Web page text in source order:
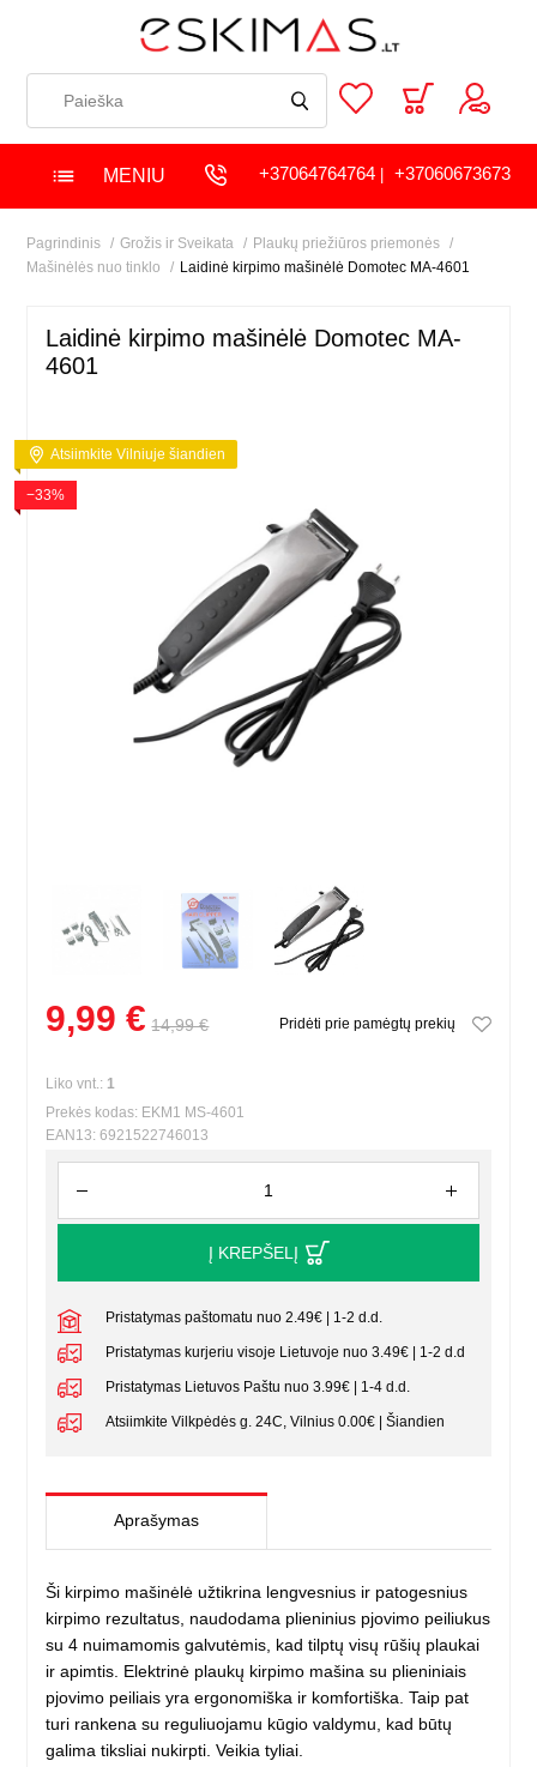
MENIU +37064764764| +37060673673
Pagrindinis Grožis ir Sveikata
Plaukų priežiūros priemonės
Mašinėlės nuo tinklo
Laidinė kirpimo mašinėlė Domotec MA-4601
Laidinė kirpimo mašinėlė Domotec MA-
4601
Atsiimkite Vilniuje šiandien
−33%
9,99 € 14,99 € Pridėti prie pamėgtų prekių
Liko vnt.: 1
Prekės kodas: EKM1 MS-4601
EAN13: 6921522746013
Į KREPŠELĮ
Pristatymas paštomatu nuo 2.49€ | 1-2 d.d.
Pristatymas kurjeriu visoje Lietuvoje nuo 3.49€ | 1-2 d.d
Pristatymas Lietuvos Paštu nuo 3.99€ | 1-4 d.d.
Atsiimkite Vilkpėdės g. 24C, Vilnius 0.00€ | Šiandien
Aprašymas
Ši kirpimo mašinėlė užtikrina lengvesnius ir patogesnius
kirpimo rezultatus, naudodama plieninius pjovimo peiliukus
su 4 nuimamomis galvutėmis, kad tilptų visų rūšių plaukai
ir apimtis. Elektrinė plaukų kirpimo mašina su plieniniais
pjovimo peiliais yra ergonomiška ir komfortiška. Taip pat
turi rankena su reguliuojamu kūgio valdymu, kad būtų
galima tiksliai nukirpti. Veikia tyliai.